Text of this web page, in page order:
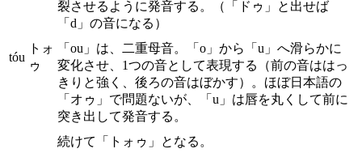
tóu
トォ
ゥ
裂させるように発音する。（「ドゥ」と出せば
「d」の音になる）
「ou」は、二重母音。「o」から「u」へ滑らかに
変化させ、1つの音として表現する（前の音ははっ
きりと強く、後ろの音はぼかす）。ほぼ日本語の
「オゥ」で問題ないが、「u」は唇を丸くして前に
突き出して発音する。
続けて「トォゥ」となる。